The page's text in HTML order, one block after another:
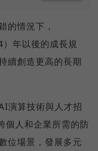
的情況下，
年以後的成長規
續創造更高的長期
演算技術與人才招
人和企業所需的防
位場景，發展多元